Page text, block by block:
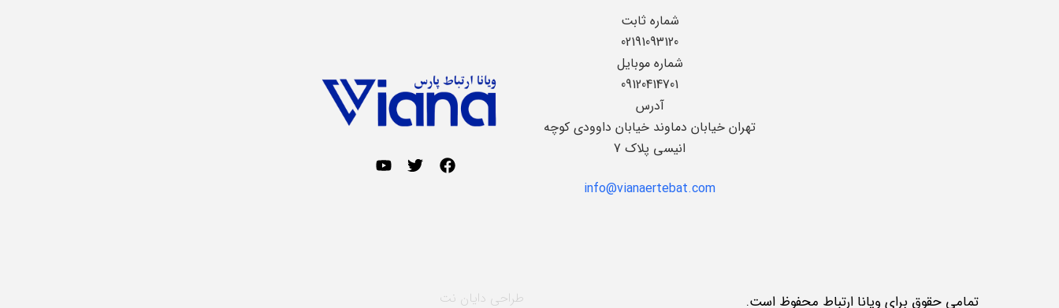
شماره ثابت
02191093120
شماره موبایل
09120414701
آدرس
تهران خیابان دماوند خیابان داوودی کوچه
انیسی پلاک 7
info@vianaertebat.com
تمامی حقوق برای ویانا ارتباط محفوظ است. طراحی دایان نت